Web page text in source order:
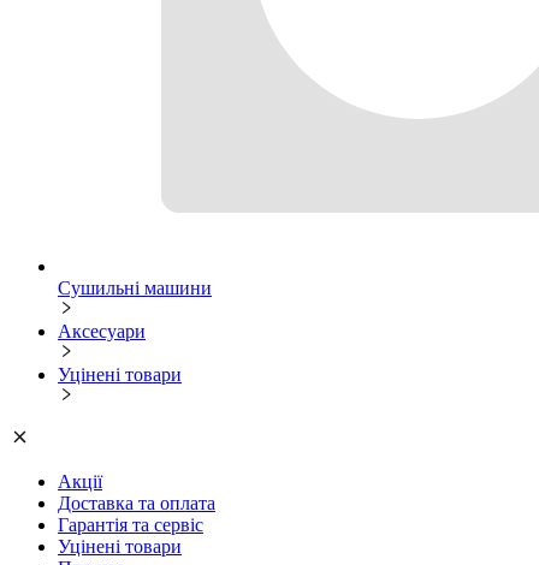
Сушильні машини
Аксесуари
Уцінені товари
Акції
Доставка та оплата
Гарантія та сервіс
Уцінені товари